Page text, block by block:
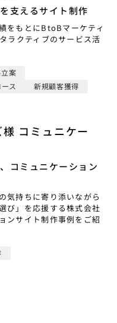
支えるサイト制作
をもとにBtoBマーケティ
ラクティブのサービス活
案
ス 新規顧客獲得
コミュニケー
コミュニケーション
気持ちに寄り添いながら
び」を応援する株式会社
ンサイト制作事例をご紹